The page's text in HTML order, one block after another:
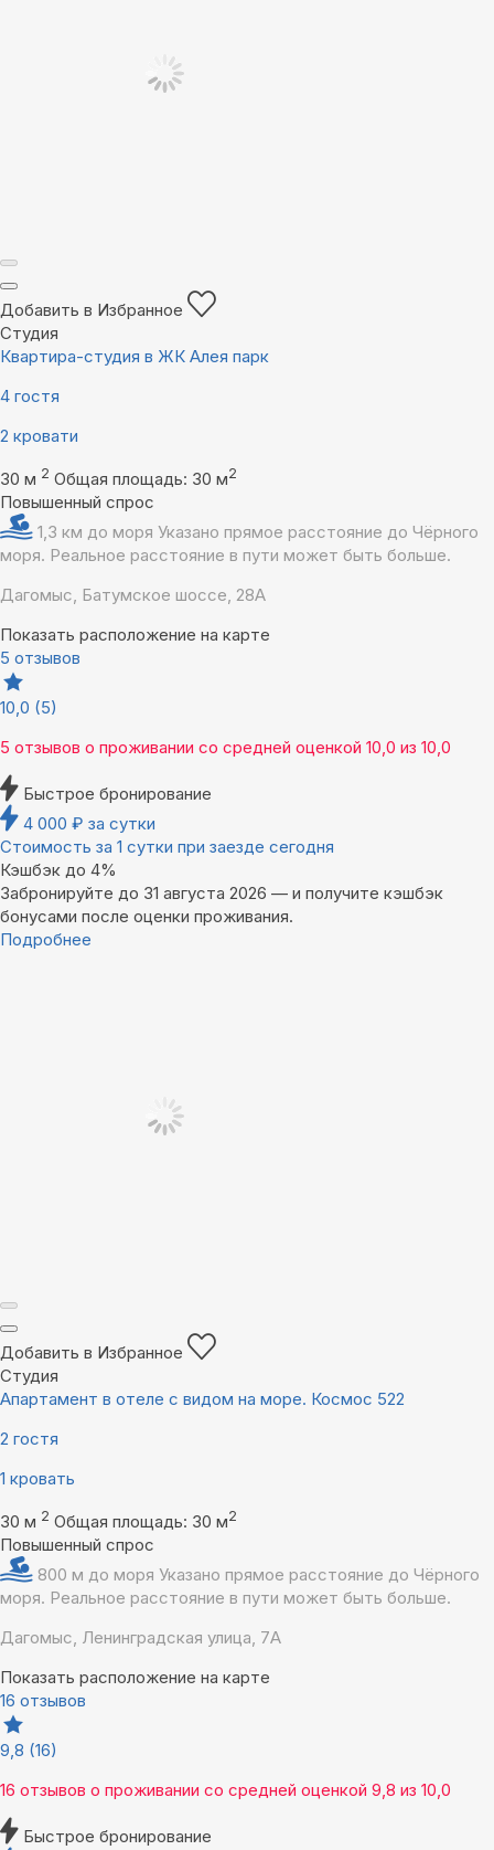
Добавить в Избранное
Студия
Квартира-студия в ЖК Алея парк
4 гостя
2 кровати
30 м 2 Общая площадь: 30 м2
Повышенный спрос
1,3 км до моря Указано прямое расстояние до Чёрного
моря. Реальное расстояние в пути может быть больше.
Дагомыс, Батумское шоссе, 28А
Показать расположение на карте
5 отзывов
10,0 (5)
5 отзывов о проживании со средней оценкой 10,0 из 10,0
Быстрое бронирование
4 000 ₽ за сутки
Стоимость за 1 сутки при заезде сегодня
Кэшбэк до 4%
Забронируйте до 31 августа 2026 — и получите кэшбэк
бонусами после оценки проживания.
Подробнее
Добавить в Избранное
Студия
Апартамент в отеле с видом на море. Космос 522
2 гостя
1 кровать
30 м 2 Общая площадь: 30 м2
Повышенный спрос
800 м до моря Указано прямое расстояние до Чёрного
моря. Реальное расстояние в пути может быть больше.
Дагомыс, Ленинградская улица, 7А
Показать расположение на карте
16 отзывов
9,8 (16)
16 отзывов о проживании со средней оценкой 9,8 из 10,0
Быстрое бронирование